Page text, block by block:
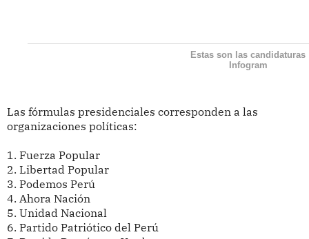
Estas son las candidaturas
Infogram
Las fórmulas presidenciales corresponden a las
organizaciones políticas:
1. Fuerza Popular
2. Libertad Popular
3. Podemos Perú
4. Ahora Nación
5. Unidad Nacional
6. Partido Patriótico del Perú